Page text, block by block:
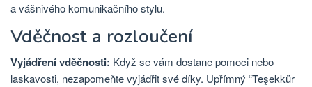
a vášnivého komunikačního stylu.
Vděčnost a rozloučení
Vyjádření vděčnosti: Když se vám dostane pomoci nebo
laskavosti, nezapomeňte vyjádřit své díky. Upřímný “Teşekkür